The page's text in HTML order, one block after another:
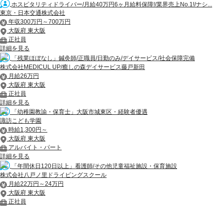
ホスピタリティドライバー/月給40万円6ヶ月給料保障!/業界売上No.1!/ナシ...
東京・日本交通株式会社
年収300万円～700万円
大阪府 東大阪
正社員
詳細を見る
「残業ほぼなし」鍼灸師/正職員/日勤のみ/デイサービス/社会保障完備
株式会社MEDICUL UP/癒しの森デイサービス藤戸新田
月給26万円
大阪府 東大阪
正社員
詳細を見る
「幼稚園教諭・保育士」大阪市城東区・経験者優遇
諏訪こども学園
時給1,300円～
大阪府 東大阪
アルバイト・パート
詳細を見る
「年間休日120日以上」看護師/その他児童福祉施設・保育施設
株式会社八戸ノ里ドライビングスクール
月給22万円～24万円
大阪府 東大阪
正社員